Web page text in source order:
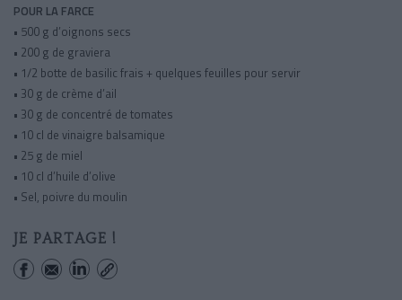
POUR LA FARCE
• 500 g d’oignons secs
• 200 g de graviera
• 1/2 botte de basilic frais + quelques feuilles pour servir
• 30 g de crème d’ail
• 30 g de concentré de tomates
• 10 cl de vinaigre balsamique
• 25 g de miel
• 10 cl d’huile d’olive
• Sel, poivre du moulin
JE PARTAGE !